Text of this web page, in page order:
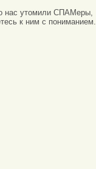
нас утомили СПАМеры,
к ним с пониманием.